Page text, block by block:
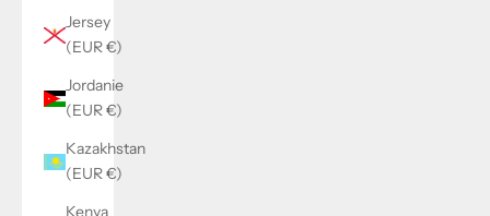
Jersey
(EUR €)
Jordanie
(EUR €)
Kazakhstan
(EUR €)
Kenya